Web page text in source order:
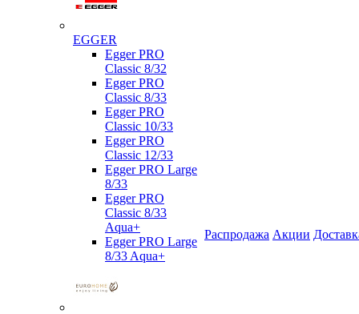
EGGER
Egger PRO
Classic 8/32
Egger PRO
Classic 8/33
Egger PRO
Classic 10/33
Egger PRO
Classic 12/33
Egger PRO Large
8/33
Egger PRO
Classic 8/33
Aqua+
Egger PRO Large
8/33 Aqua+
Распродажа Акции